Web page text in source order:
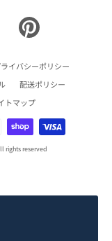
イバシーポリシー
配送ポリシー
トマップ
rights reserved